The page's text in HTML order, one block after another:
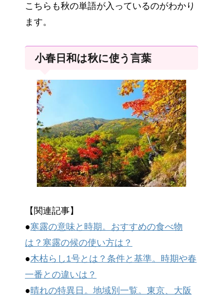
こちらも秋の単語が入っているのがわかり
ます。
小春日和は秋に使う言葉
【関連記事】
●寒露の意味と時期。おすすめの食べ物
は？寒露の候の使い方は？
●木枯らし1号とは？条件と基準。時期や春
一番との違いは？
●晴れの特異日。地域別一覧。東京、大阪